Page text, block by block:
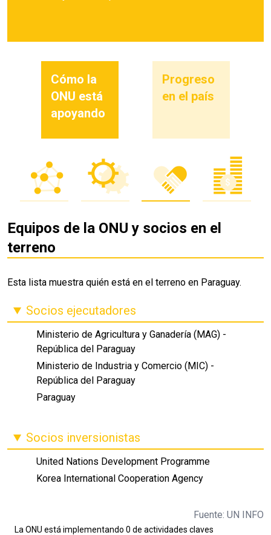
Cómo la
ONU está
apoyando
Progreso
en el país
Equipos de la ONU y socios en el
terreno
Esta lista muestra quién está en el terreno en Paraguay.
Socios ejecutadores
Ministerio de Agricultura y Ganadería (MAG) -
República del Paraguay
Ministerio de Industria y Comercio (MIC) -
República del Paraguay
Paraguay
Socios inversionistas
United Nations Development Programme
Korea International Cooperation Agency
Fuente: UN INFO
La ONU está implementando 0 de actividades claves